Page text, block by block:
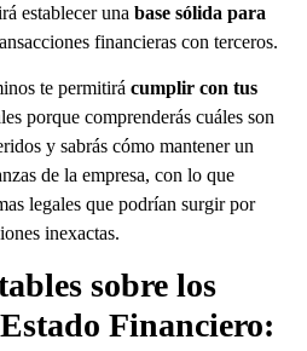
establecer una base sólida para
financieras con terceros.
te permitirá cumplir con tus
porque comprenderás cuáles son
y sabrás cómo mantener un
de la empresa, con lo que
legales que podrían surgir por
inexactas.
sobre los
Financiero: